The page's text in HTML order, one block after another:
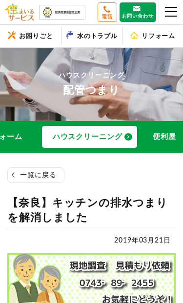
お問い合わせ
電話
お困りごと 水のトラブル リフォーム
ハウスクリーニング
配管つまり
ーム ハウスクリーニング 便利屋
一覧に戻る
【奈良】キッチンの排水つまり
を解消しました
2019年03月21日